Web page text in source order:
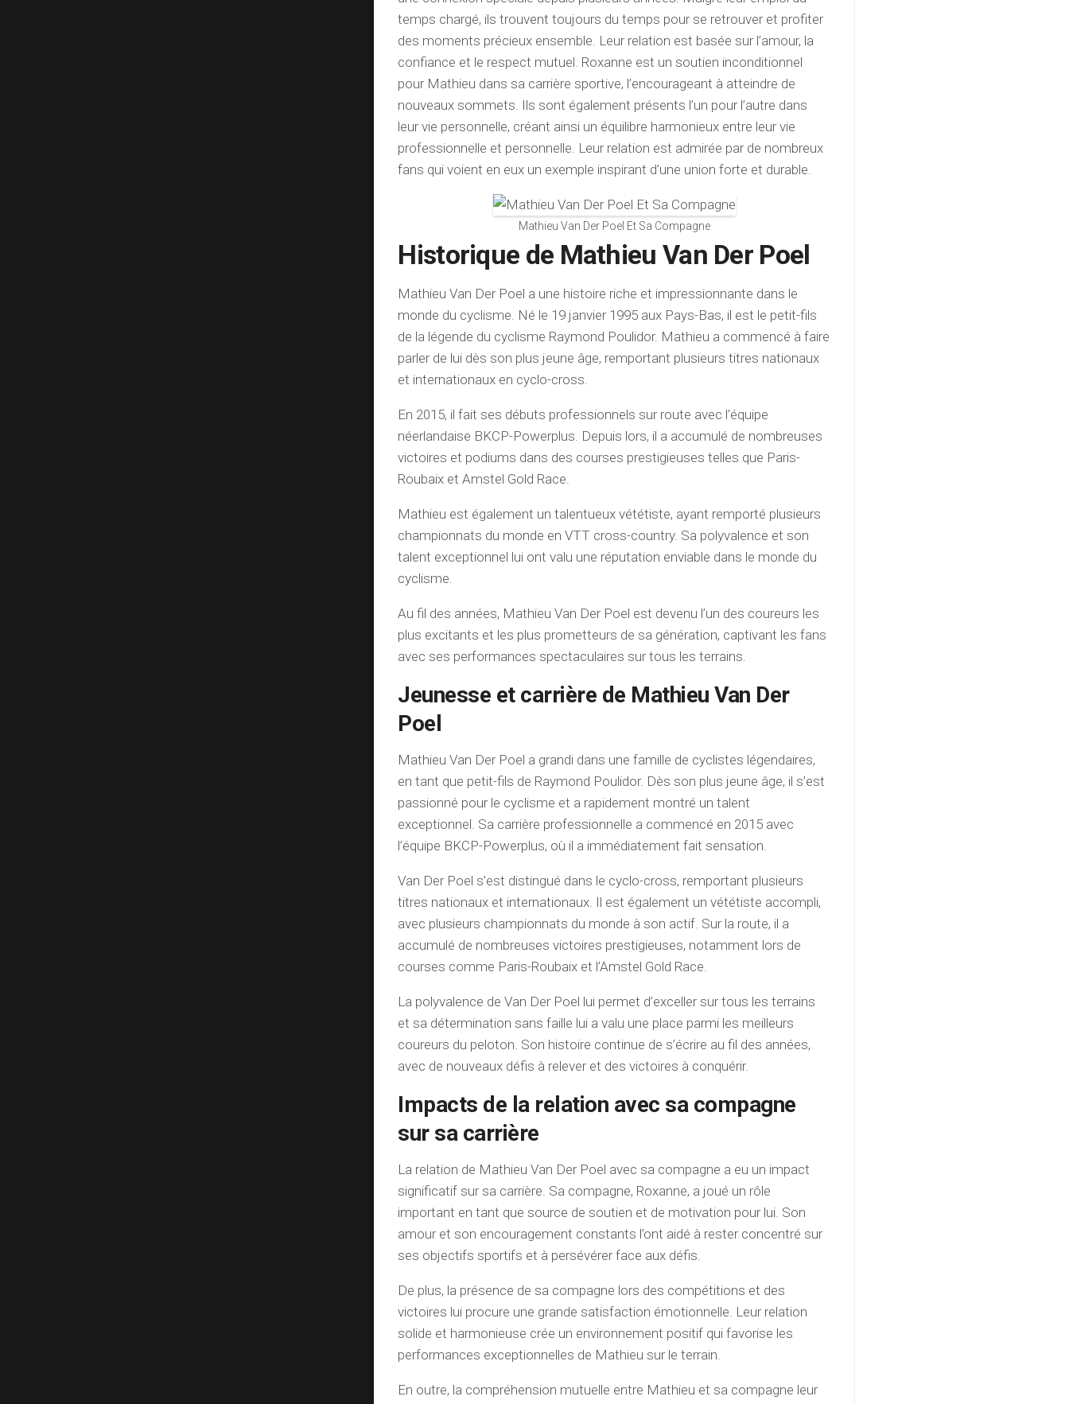
temps chargé, ils trouvent toujours du temps pour se retrouver et profiter
des moments précieux ensemble. Leur relation est basée sur l’amour, la
confiance et le respect mutuel. Roxanne est un soutien inconditionnel
pour Mathieu dans sa carrière sportive, l’encourageant à atteindre de
nouveaux sommets. Ils sont également présents l’un pour l’autre dans
leur vie personnelle, créant ainsi un équilibre harmonieux entre leur vie
professionnelle et personnelle. Leur relation est admirée par de nombreux
fans qui voient en eux un exemple inspirant d’une union forte et durable.
Mathieu Van Der Poel Et Sa Compagne
Historique de Mathieu Van Der Poel
Mathieu Van Der Poel a une histoire riche et impressionnante dans le
monde du cyclisme. Né le 19 janvier 1995 aux Pays-Bas, il est le petit-fils
de la légende du cyclisme Raymond Poulidor. Mathieu a commencé à faire
parler de lui dès son plus jeune âge, remportant plusieurs titres nationaux
et internationaux en cyclo-cross.
En 2015, il fait ses débuts professionnels sur route avec l’équipe
néerlandaise BKCP-Powerplus. Depuis lors, il a accumulé de nombreuses
victoires et podiums dans des courses prestigieuses telles que Paris-
Roubaix et Amstel Gold Race.
Mathieu est également un talentueux vététiste, ayant remporté plusieurs
championnats du monde en VTT cross-country. Sa polyvalence et son
talent exceptionnel lui ont valu une réputation enviable dans le monde du
cyclisme.
Au fil des années, Mathieu Van Der Poel est devenu l’un des coureurs les
plus excitants et les plus prometteurs de sa génération, captivant les fans
avec ses performances spectaculaires sur tous les terrains.
Jeunesse et carrière de Mathieu Van Der
Poel
Mathieu Van Der Poel a grandi dans une famille de cyclistes légendaires,
en tant que petit-fils de Raymond Poulidor. Dès son plus jeune âge, il s’est
passionné pour le cyclisme et a rapidement montré un talent
exceptionnel. Sa carrière professionnelle a commencé en 2015 avec
l’équipe BKCP-Powerplus, où il a immédiatement fait sensation.
Van Der Poel s’est distingué dans le cyclo-cross, remportant plusieurs
titres nationaux et internationaux. Il est également un vététiste accompli,
avec plusieurs championnats du monde à son actif. Sur la route, il a
accumulé de nombreuses victoires prestigieuses, notamment lors de
courses comme Paris-Roubaix et l’Amstel Gold Race.
La polyvalence de Van Der Poel lui permet d’exceller sur tous les terrains
et sa détermination sans faille lui a valu une place parmi les meilleurs
coureurs du peloton. Son histoire continue de s’écrire au fil des années,
avec de nouveaux défis à relever et des victoires à conquérir.
Impacts de la relation avec sa compagne
sur sa carrière
La relation de Mathieu Van Der Poel avec sa compagne a eu un impact
significatif sur sa carrière. Sa compagne, Roxanne, a joué un rôle
important en tant que source de soutien et de motivation pour lui. Son
amour et son encouragement constants l’ont aidé à rester concentré sur
ses objectifs sportifs et à persévérer face aux défis.
De plus, la présence de sa compagne lors des compétitions et des
victoires lui procure une grande satisfaction émotionnelle. Leur relation
solide et harmonieuse crée un environnement positif qui favorise les
performances exceptionnelles de Mathieu sur le terrain.
En outre, la compréhension mutuelle entre Mathieu et sa compagne leur